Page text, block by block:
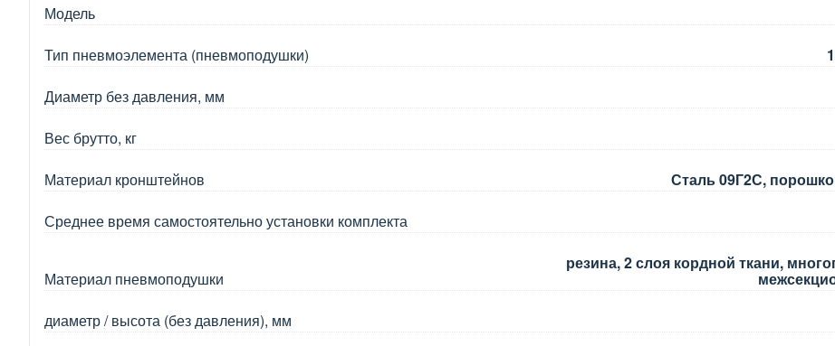
Модель
Тип пневмоэлемента (пневмоподушки)
Диаметр без давления, мм
Вес брутто, кг
Материал кронштейнов
Сталь 09Г2С,
Среднее время самостоятельно установки комплекта
Материал пневмоподушки
резина, 2 слоя кордной ткани,
диаметр / высота (без давления), мм